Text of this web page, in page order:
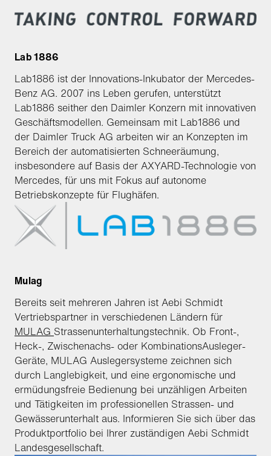
Lab 1886
Lab1886 ist der Innovations-Inkubator der Mercedes-
Benz AG. 2007 ins Leben gerufen, unterstützt
Lab1886 seither den Daimler Konzern mit innovativen
Geschäftsmodellen. Gemeinsam mit Lab1886 und
der Daimler Truck AG arbeiten wir an Konzepten im
Bereich der automatisierten Schneeräumung,
insbesondere auf Basis der AXYARD-Technologie von
Mercedes, für uns mit Fokus auf autonome
Betriebskonzepte für Flughäfen.
Mulag
Bereits seit mehreren Jahren ist Aebi Schmidt
Vertriebspartner in verschiedenen Ländern für
MULAG Strassenunterhaltungstechnik. Ob Front-,
Heck-, Zwischenachs- oder Kombinations­Ausleger-
Geräte, MULAG Auslegersysteme zeichnen sich
durch Langlebigkeit, und eine ergonomische und
ermüdungsfreie Bedienung bei unzähligen Arbeiten
und Tätigkeiten im professionellen Strassen- und
Gewässerunterhalt aus. Informieren Sie sich über das
Produktportfolio bei Ihrer zuständigen Aebi Schmidt
Landesgesellschaft.